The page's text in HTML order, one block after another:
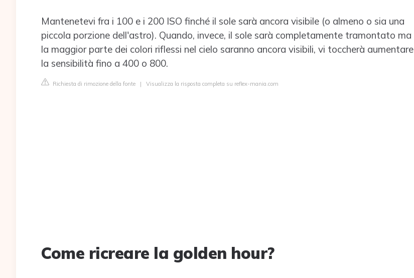
Mantenetevi fra i 100 e i 200 ISO finché il sole sarà ancora visibile (o almeno o sia una
piccola porzione dell'astro). Quando, invece, il sole sarà completamente tramontato ma
la maggior parte dei colori riflessi nel cielo saranno ancora visibili, vi toccherà aumentare
la sensibilità fino a 400 o 800.
Richiesta di rimozione della fonte | Visualizza la risposta completa su reflex-mania.com
Come ricreare la golden hour?